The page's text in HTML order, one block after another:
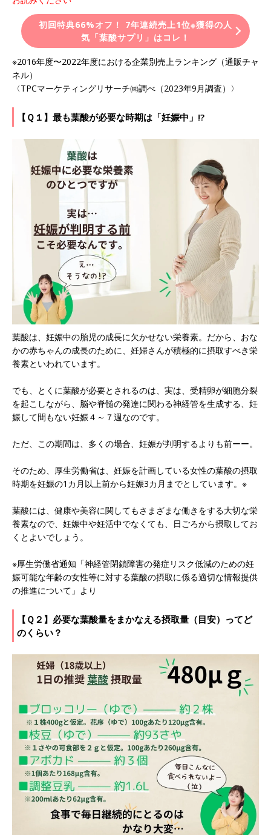
初回特典66%オフ！ 7年連続売上1位※獲得の人
気「葉酸サプリ」はコレ！
※2016年度〜2022年度における企業別売上ランキング（通販チャ
ネル）
〈TPCマーケティングリサーチ㈱調べ（2023年9⽉調査）〉
【Ｑ１】最も葉酸が必要な時期は「妊娠中」!?
葉酸は、妊娠中の胎児の成長に欠かせない栄養素。だから、おな
かの赤ちゃんの成長のために、妊婦さんが積極的に摂取すべき栄
養素といわれています。
でも、とくに葉酸が必要とされるのは、実は、受精卵が細胞分裂
を起こしながら、脳や脊髄の発達に関わる神経管を生成する、妊
娠して間もない妊娠４～７週なのです。
ただ、この期間は、多くの場合、妊娠が判明するよりも前ーー。
そのため、厚生労働省は、妊娠を計画している女性の葉酸の摂取
時期を妊娠の1カ月以上前から妊娠3カ月までとしています。※
葉酸には、健康や美容に関してもさまざまな働きをする大切な栄
養素なので、妊娠中や妊活中でなくても、日ごろから摂取してお
くとよいでしょう。
※厚生労働省通知「神経管閉鎖障害の発症リスク低減のための妊
娠可能な年齢の女性等に対する葉酸の摂取に係る適切な情報提供
の推進について」より
【Ｑ２】必要な葉酸量をまかなえる摂取量（目安）ってど
のくらい？